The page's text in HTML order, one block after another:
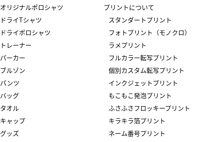
オリジナルポロシャツ
ドライTシャツ
ドライポロシャツ
トレーナー
パーカー
ブルゾン
パンツ
バッグ
タオル
キャップ
グッズ
プリントについて
スタンダートプリント
フォトプリント（モノクロ）
ラメプリント
フルカラー転写プリント
個別カスタム転写プリント
インクジェットプリント
もこもこ発泡プリント
ふさふさフロッキープリント
キラキラ箔プリント
ネーム番号プリント